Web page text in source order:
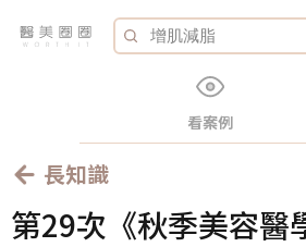
看案例
長知識
第29次《秋季美容醫